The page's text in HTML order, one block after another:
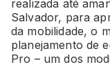
realizada até
Salvador, para
da mobilidade, o
planejamento de
Pro – um dos